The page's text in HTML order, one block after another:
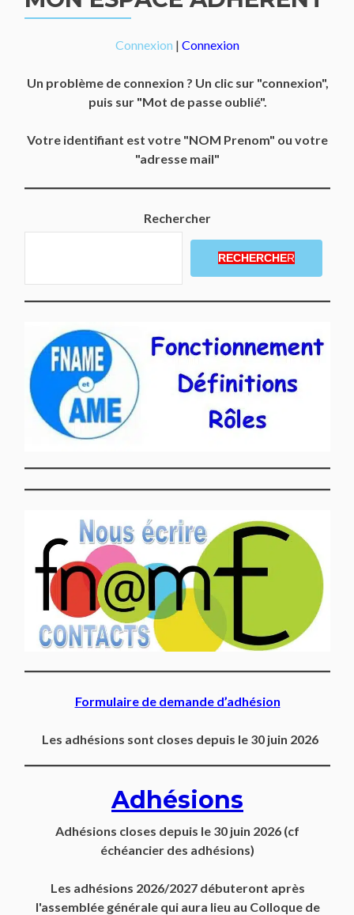
Connexion | Connexion
Un problème de connexion ? Un clic sur "connexion",
puis sur "Mot de passe oublié".
Votre identifiant est votre "NOM Prenom" ou votre
"adresse mail"
Rechercher
RECHERCHER
Formulaire de demande d’adhésion
Les adhésions sont closes depuis le 30 juin 2026
Adhésions
Adhésions closes depuis le 30 juin 2026 (cf
échéancier des adhésions)
Les adhésions 2026/2027 débuteront après
l'assemblée générale qui aura lieu au Colloque de